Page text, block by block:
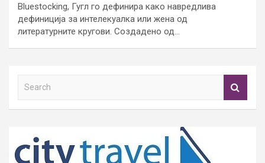
Bluestocking, Гугл го дефинира како навредлива
дефиниција за интелекуалка или жена од
литературните кругови. Создадено од…
h